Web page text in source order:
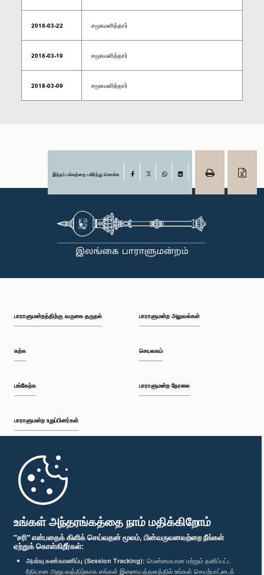
உங்கள் அந்தரங்கத்தை நாம் மதிக்கிறோம்
"சரி" என்பதைக் கிளிக் செய்வதன் மூலம், பின்வருவனவற்றை நீங்கள்
ஏற்றுக் கொள்கிறீர்கள்:
அமர்வு கண்காணிப்பு (Session Tracking): மென்மையான மற்றும் தனிப்பட்ட
ரீதியான அனுபவத்திற்காக எங்கள் இணையத்தளத்தில் உங்கள் செயற்பாட்டைக்
2018-03-22 சமூகமளித்தார்
2018-03-19 சமூகமளித்தார்
2018-03-09 சமூகமளித்தார்
இந்தப் பக்கத்தை பகிர்ந்து கொள்க Facebook
பாராளுமன்றத்திற்கு வருகை தருதல்
கற்க
பங்கேற்க
பாராளுமன்ற உறுப்பினர்கள்
முதற்பக்கம்
பாராளுமன்ற அலுவல்கள்
செயலகம்
பாராளுமன்ற நேரலை
பாராளுமன்ற கையடக்க செயலி
எம்மை பின்தொடர்க :